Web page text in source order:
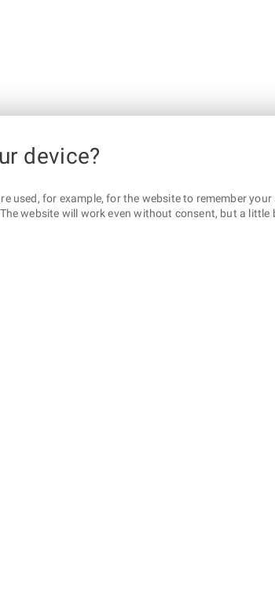
device?
used, for example, for the website to remember
website will work even without consent, but a little